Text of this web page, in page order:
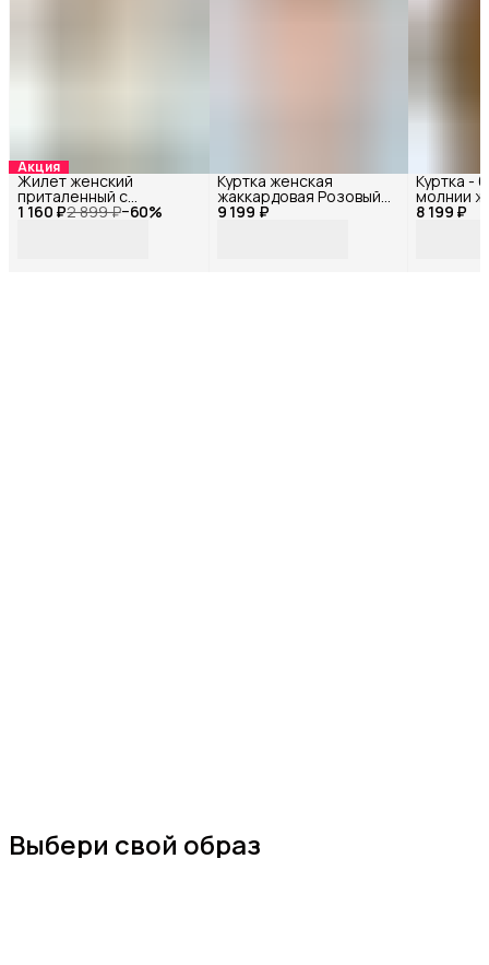
Акция
1 160 ₽2 899 ₽−60%
Жилет женский
приталенный с
открытой спиной 9 199 ₽
Куртка женская
жаккардовая Розовый
72095БФ_42 8 199 ₽
Куртка -
молнии
Выбери свой образ